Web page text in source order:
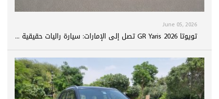
June 05, 2026
تويوتا GR Yaris 2026 تصل إلى الإمارات: سيارة راليات حقيقية ...